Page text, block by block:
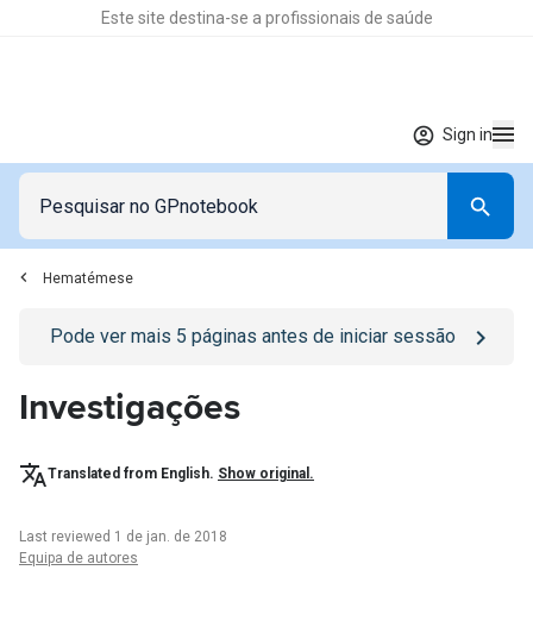
Este site destina-se a profissionais de saúde
Sign in
Hematémese
Go to/sign-inpage
Pode ver mais 5 páginas antes de iniciar sessão
Investigações
Translated from English. Show original.
Last reviewed 1 de jan. de 2018
Equipa de autores